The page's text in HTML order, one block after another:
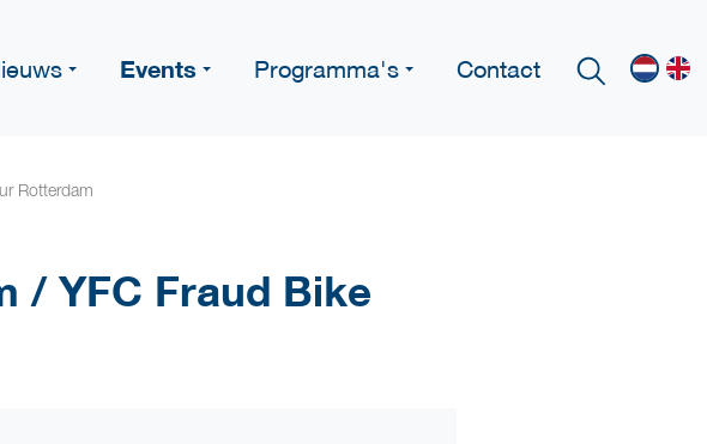
Events Programma's Contact
Rotterdam
/ YFC Fraud Bike